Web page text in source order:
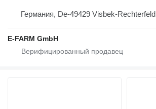
Германия, De-49429 Visbek-Rechterfeld
E-FARM GmbH